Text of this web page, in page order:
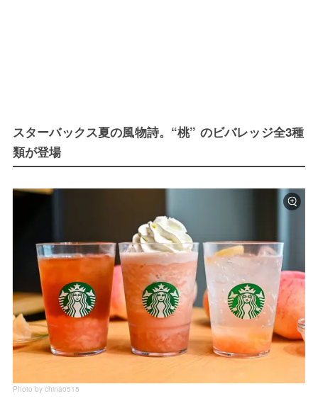
スターバックス夏の風物詩。“桃” のビバレッジ全3種
類が登場
Photo by china0515